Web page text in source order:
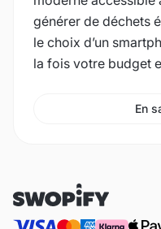
générer de déchets
le choix d’un
la fois votre budget
En